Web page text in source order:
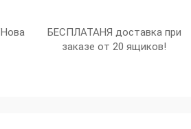
БЕСПЛАТАНЯ доставка при
заказе от 20 ящиков!